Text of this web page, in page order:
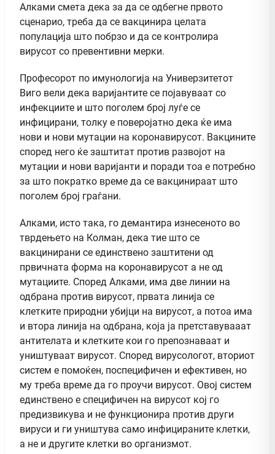
Алками смета дека за да се одбегне првото
сценарио, треба да се вакцинира целата
популација што побрзо и да се контролира
вирусот со превентивни мерки.
Професорот по имунологија на Универзитетот
Виго вели дека варијантите се појавуваат со
инфекциите и што поголем број луѓе се
инфицирани, толку е поверојатно дека ќе има
нови и нови мутации на коронавирусот. Вакцините
според него ќе заштитат против развојот на
мутации и нови варијанти и поради тоа е потребно
за што пократко време да се вакцинираат што
поголем број граѓани.
Алками, исто така, го демантира изнесеното во
тврдењето на Колман, дека тие што се
вакцинирани се единствено заштитени од
првичната форма на коронавирусот а не од
мутациите. Според Алками, има две линии на
одбрана против вирусот, првата линија се
клетките природни убијци на вирусот, а потоа има
и втора линија на одбрана, која ја претставувааат
антителата и клетките кои го препознаваат и
уништуваат вирусот. Според вирусологот, вториот
систем е помоќен, поспецифичен и ефективен, но
му треба време да го проучи вирусот. Овој систем
единствено е специфичен на вирусот кој го
предизвикува и не функционира против други
вируси и ги уништува само инфицираните клетки,
а не и другите клетки во организмот.